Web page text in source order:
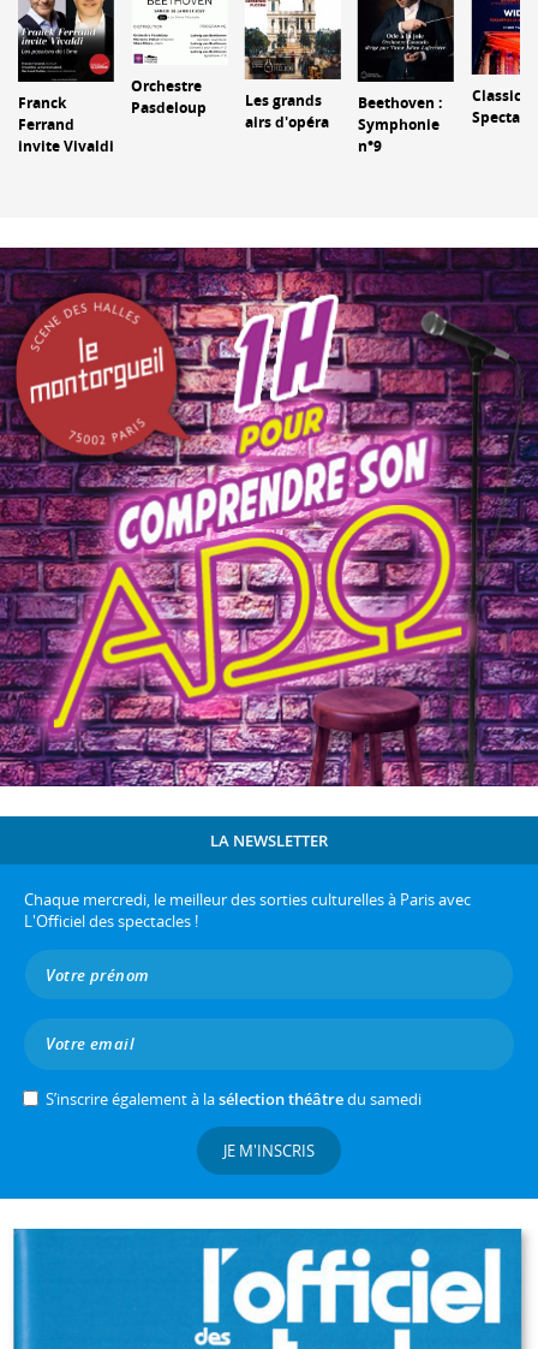
Franck
Ferrand
invite Vivaldi
Orchestre
Pasdeloup
Les grands
airs d'opéra
Beethoven :
Symphonie
n°9
Classic
LA NEWSLETTER
Chaque mercredi, le meilleur des sorties culturelles à Paris avec
L'Officiel des spectacles !
S’inscrire également à lasélection théâtredu samedi
JE M'INSCRIS